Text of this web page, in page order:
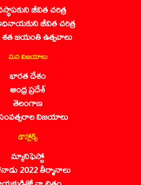
జీవిత చరిత్ర
జీవిత చరిత్ర
శత జయంతి ఉత్సవాలు
మన విజయాలు
భారత దేశం
ఆంధ్ర ప్రదేశ్
తెలంగాణ
విజయాలు
డౌన్లోడ్స్
మ్యానిఫెస్టో
2022 తీర్మానాలు